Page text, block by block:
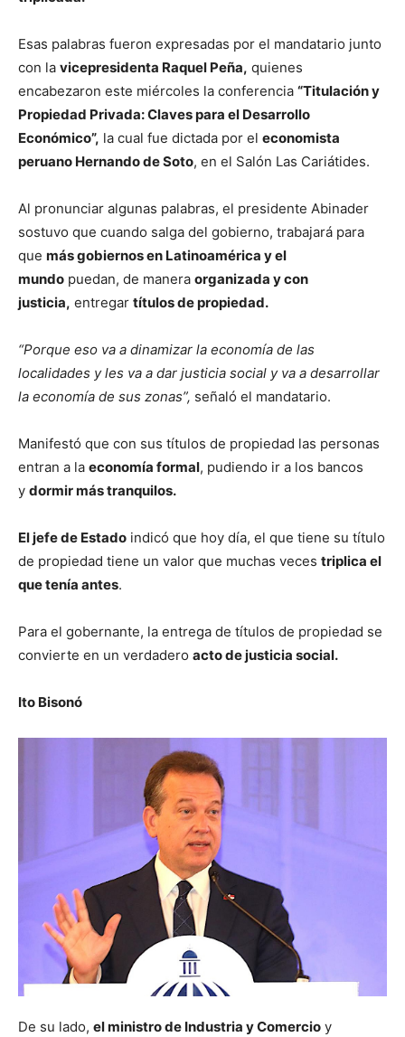
Esas palabras fueron expresadas por el mandatario junto
con la vicepresidenta Raquel Peña, quienes
encabezaron este miércoles la conferencia “Titulación y
Propiedad Privada: Claves para el Desarrollo
Económico”, la cual fue dictada por el economista
peruano Hernando de Soto, en el Salón Las Cariátides.
Al pronunciar algunas palabras, el presidente Abinader
sostuvo que cuando salga del gobierno, trabajará para
que más gobiernos en Latinoamérica y el
mundo puedan, de manera organizada y con
justicia, entregar títulos de propiedad.
“Porque eso va a dinamizar la economía de las
localidades y les va a dar justicia social y va a desarrollar
la economía de sus zonas”, señaló el mandatario.
Manifestó que con sus títulos de propiedad las personas
entran a la economía formal, pudiendo ir a los bancos
y dormir más tranquilos.
El jefe de Estado indicó que hoy día, el que tiene su título
de propiedad tiene un valor que muchas veces triplica el
que tenía antes.
Para el gobernante, la entrega de títulos de propiedad se
convierte en un verdadero acto de justicia social.
Ito Bisonó
De su lado, el ministro de Industria y Comercio y